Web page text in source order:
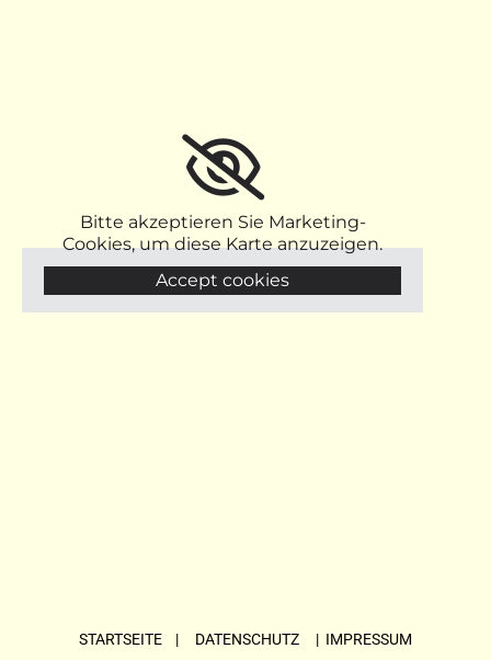
Bitte akzeptieren Sie Marketing-
Cookies, um diese Karte anzuzeigen.
Accept cookies
STARTSEITE | DATENSCHUTZ | IMPRESSUM